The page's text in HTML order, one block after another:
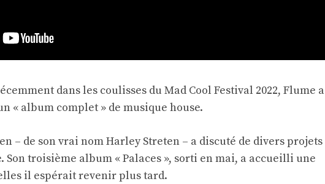
dans les coulisses du Mad Cool Festival 2022, Flume a
« album complet » de musique house.
– de son vrai nom Harley Streten – a discuté de divers projets
troisième album « Palaces », sorti en mai, a accueilli une
il espérait revenir plus tard.